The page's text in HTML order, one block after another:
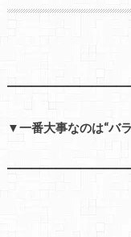
▼一番大事なのは“バ